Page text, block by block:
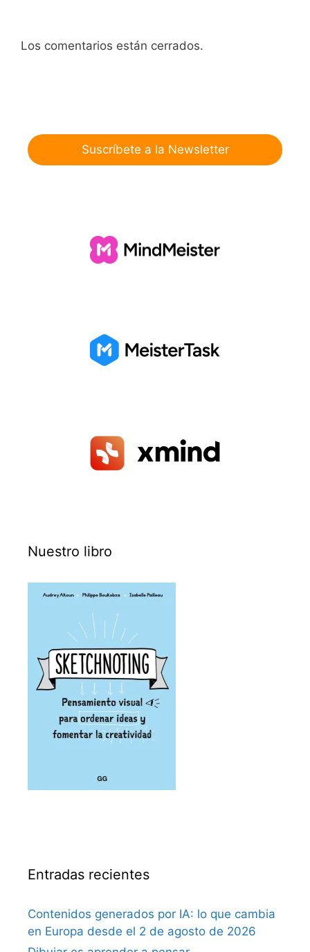
Los comentarios están cerrados.
Suscríbete a la Newsletter
Nuestro libro
Entradas recientes
Contenidos generados por IA: lo que cambia
en Europa desde el 2 de agosto de 2026